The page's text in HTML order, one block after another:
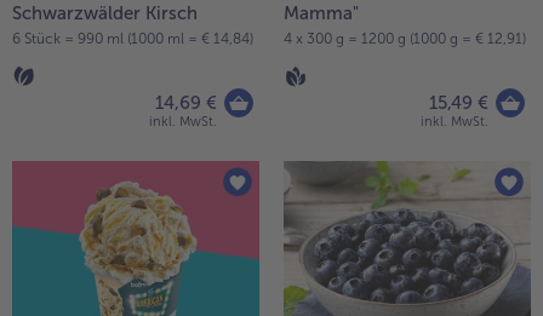
Schwarzwälder Kirsch
6 Stück = 990 ml (1000 ml = € 14,84)
14,69 €
inkl. MwSt.
Mamma"
4 x 300 g = 1200 g (1000 g = € 12,91)
15,49 €
inkl. MwSt.